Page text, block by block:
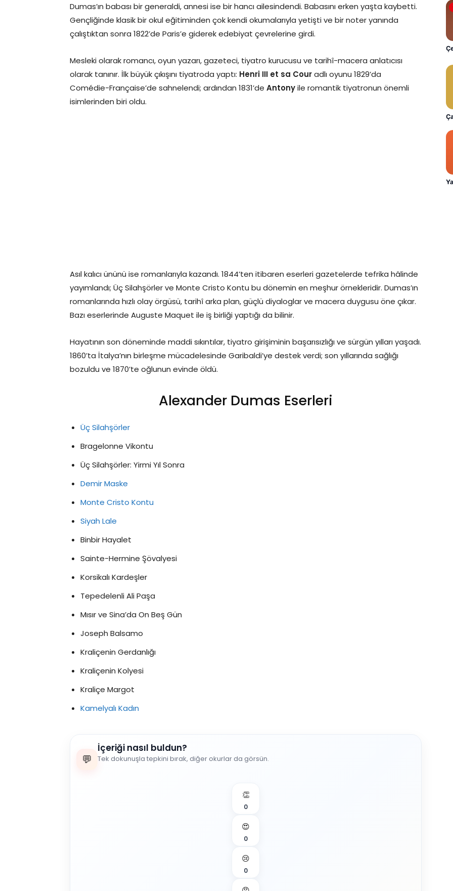
Dumas’ın babası bir generaldi, annesi ise bir hancı ailesindendi. Babasını erken yaşta kaybetti.
Gençliğinde klasik bir okul eğitiminden çok kendi okumalarıyla yetişti ve bir noter yanında
çalıştıktan sonra 1822’de Paris’e giderek edebiyat çevrelerine girdi.
Mesleki olarak romancı, oyun yazarı, gazeteci, tiyatro kurucusu ve tarihî-macera anlatıcısı
olarak tanınır. İlk büyük çıkışını tiyatroda yaptı: Henri III et sa Couradlı oyunu 1829’da
Comédie-Française’de sahnelendi; ardından 1831’de Antonyile romantik tiyatronun önemli
isimlerinden biri oldu.
Asıl kalıcı ününü ise romanlarıyla kazandı. 1844’ten itibaren eserleri gazetelerde tefrika hâlinde
yayımlandı; Üç Silahşörler ve Monte Cristo Kontu bu dönemin en meşhur örnekleridir. Dumas’ın
romanlarında hızlı olay örgüsü, tarihî arka plan, güçlü diyaloglar ve macera duygusu öne çıkar.
Bazı eserlerinde Auguste Maquet ile iş birliği yaptığı da bilinir.
Hayatının son döneminde maddi sıkıntılar, tiyatro girişiminin başarısızlığı ve sürgün yılları yaşadı.
1860’ta İtalya’nın birleşme mücadelesinde Garibaldi’ye destek verdi; son yıllarında sağlığı
bozuldu ve 1870’te oğlunun evinde öldü.
Alexander Dumas Eserleri
Üç Silahşörler
Bragelonne Vikontu
Üç Silahşörler: Yirmi Yıl Sonra
Demir Maske
Monte Cristo Kontu
Siyah Lale
Binbir Hayalet
Sainte-Hermine Şövalyesi
Korsikalı Kardeşler
Tepedelenli Ali Paşa
Mısır ve Sina’da On Beş Gün
Joseph Balsamo
Kraliçenin Gerdanlığı
Kraliçenin Kolyesi
Kraliçe Margot
Kamelyalı Kadın
💬
İçeriği nasıl buldun?
Tek dokunuşla tepkini bırak, diğer okurlar da görsün.
👏
0
😍
0
😢
0